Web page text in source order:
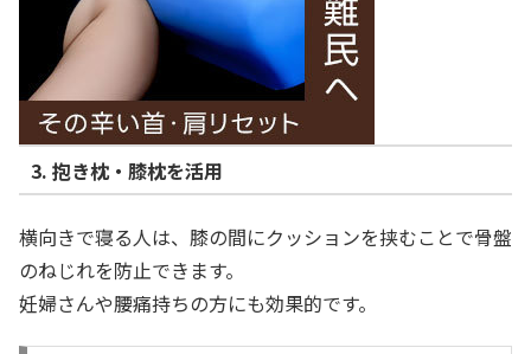
3. 抱き枕・膝枕を活用
横向きで寝る人は、膝の間にクッションを挟むことで骨盤
のねじれを防止できます。
妊婦さんや腰痛持ちの方にも効果的です。